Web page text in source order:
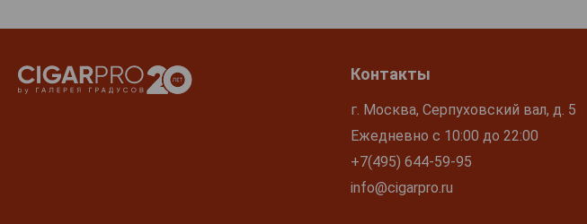
Контакты
г. Москва, Серпуховский вал, д. 5
Ежедневно с 10:00 до 22:00
+7(495) 644-59-95
info@cigarpro.ru